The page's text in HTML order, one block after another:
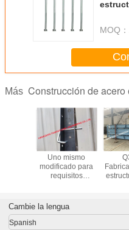
MOQ：
Más Construcción de acero
Uno mismo
modificado para
requisitos
que apoya de
acero del sistema
Cambie la lengua
Spanish